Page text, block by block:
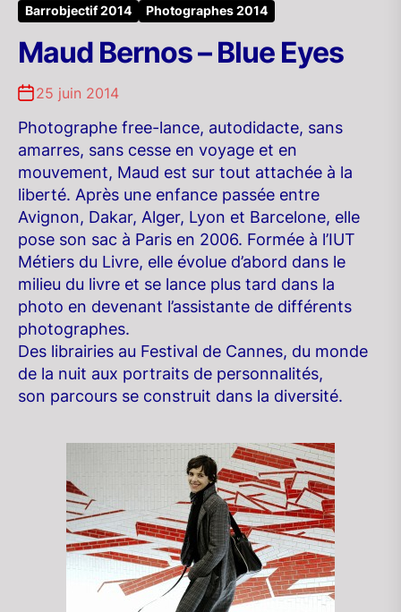
Barrobjectif 2014 Photographes 2014
Maud Bernos – Blue Eyes
25 juin 2014
Photographe free-lance, autodidacte, sans
amarres, sans cesse en voyage et en
mouvement, Maud est sur tout attachée à la
liberté. Après une enfance passée entre
Avignon, Dakar, Alger, Lyon et Barcelone, elle
pose son sac à Paris en 2006. Formée à l’IUT
Métiers du Livre, elle évolue d’abord dans le
milieu du livre et se lance plus tard dans la
photo en devenant l’assistante de différents
photographes.
Des librairies au Festival de Cannes, du monde
de la nuit aux portraits de personnalités,
son parcours se construit dans la diversité.